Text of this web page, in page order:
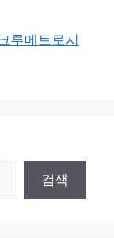
루메트로시
검색